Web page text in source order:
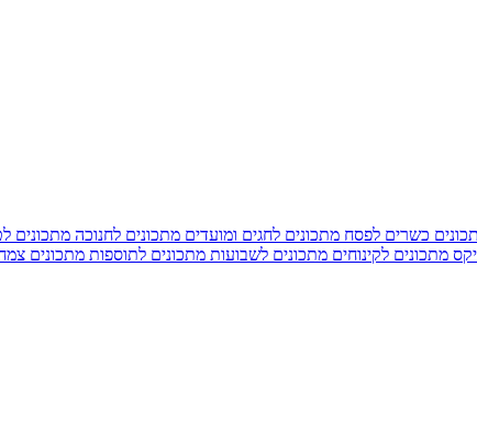
כשרים לפסח מתכונים לחגים ומועדים מתכונים לחנוכה מתכונים
מתכונים לקינוחים מתכונים לשבועות מתכונים לתוספות מתכונים